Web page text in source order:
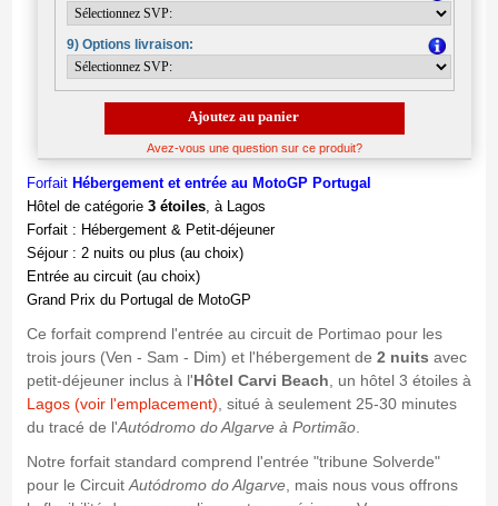
9) Options livraison:
Avez-vous une question sur ce produit?
Forfait Hébergement et entrée au MotoGP Portugal
Hôtel de catégorie 3 étoiles, à Lagos
Forfait : Hébergement & Petit-déjeuner
Séjour : 2 nuits ou plus (au choix)
Entrée au circuit (au choix)
Grand Prix du Portugal de MotoGP
Ce forfait comprend l'entrée au circuit de Portimao pour les
trois jours (Ven - Sam - Dim) et l'hébergement de 2 nuits avec
petit-déjeuner inclus à l'Hôtel Carvi Beach , un hôtel 3 étoiles à
Lagos (voir l'emplacement) , situé à seulement 25-30 minutes
du tracé de l'Autódromo do Algarve à Portimão.
Notre forfait standard comprend l'entrée "tribune Solverde"
pour le Circuit Autódromo do Algarve, mais nous vous offrons